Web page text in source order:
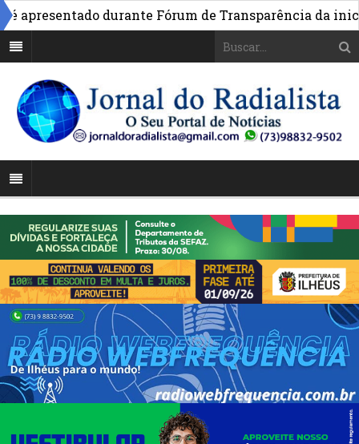
durante Fórum de Transparência da